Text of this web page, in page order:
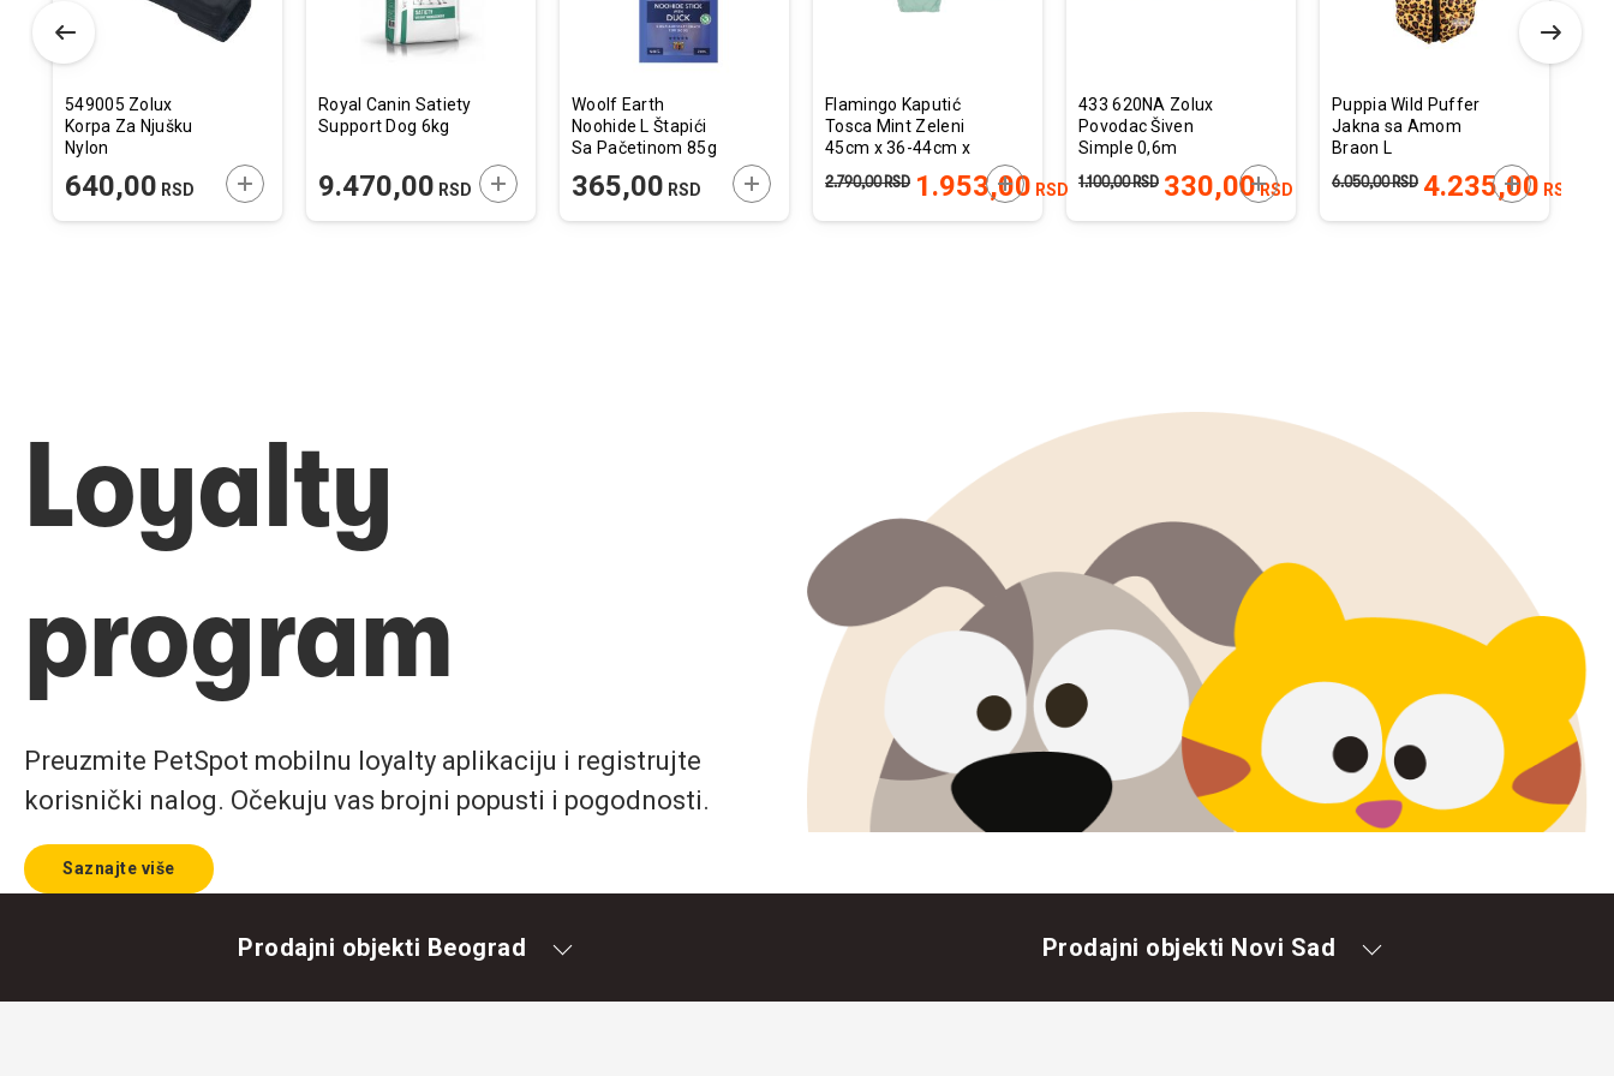
U KORPU
549005 Zolux
Korpa Za Njušku
Nylon
640,00 RSD DODAJTE U KORPU
Royal Canin Satiety
Support Dog 6kg
9.470,00 RSD DODAJTE U KORPU
Woolf Earth
Noohide L Štapići
Sa Pačetinom 85g
365,00 RSD DODAJTE U KORPU
Flamingo Kaputić
Tosca Mint Zeleni
45cm x 36-44cm x
1.953,00 RSD
2.790,00RSD DODAJTE U KORPU
433 620NA Zolux
Povodac Šiven
Simple 0,6m
330,00RSD
1.100,00RSD DODAJTE U KORPU
Puppia Wild Puffer
Jakna sa Amom
Braon L
4.235,00 RSD
6.050,00RSD DODAJTE U
Loyalty
program
Preuzmite PetSpot mobilnu loyalty aplikaciju i registrujte
korisnički nalog. Očekuju vas brojni popusti i pogodnosti.
Saznajte više
Prodajni objekti Beograd Prodajni objekti Novi Sad